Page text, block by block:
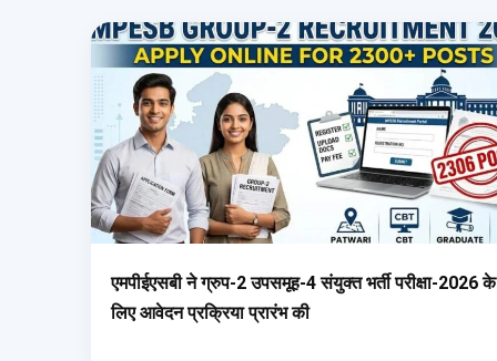
एमपीईएसबी ने ग्रुप-2 उपसमूह-4 संयुक्त भर्ती परीक्षा-2026 के
लिए आवेदन प्रक्रिया प्रारंभ की